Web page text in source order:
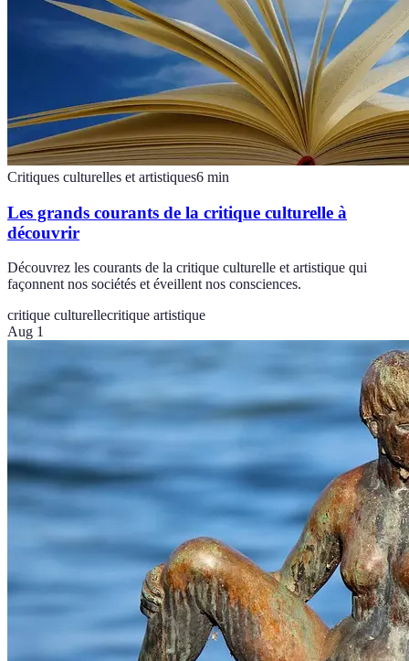
Critiques culturelles et artistiques6 min
Les grands courants de la critique culturelle à
découvrir
Découvrez les courants de la critique culturelle et artistique qui
façonnent nos sociétés et éveillent nos consciences.
critique culturellecritique artistique
Aug 1